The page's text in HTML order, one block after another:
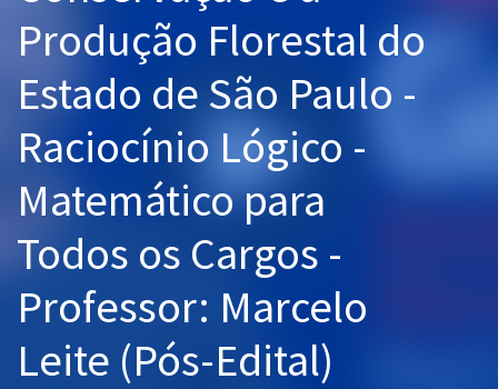
OAB
Questões grátis
Conteúdo gratuito
Aprovados
Produção Florestal do
Estado de São Paulo -
Raciocínio Lógico -
Matemático para
Todos os Cargos -
Professor: Marcelo
Leite (Pós-Edital)